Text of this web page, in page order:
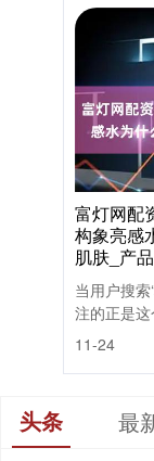
富灯网配
构象亮感
肌肤_产品
当用户搜索
注的正是这
11-24
头条 最